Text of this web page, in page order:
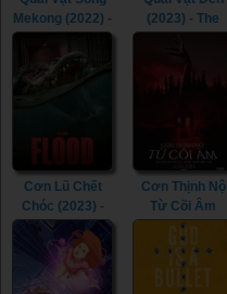
Mekong (2022) -
The Lake (2022)
(2023) - The
Cơn Lũ Chết
Chóc (2023) -
The Flood
(2023)
Cơn Thịnh Nộ
Từ Cõi Âm
(2022) - The
Accursed
(2022)